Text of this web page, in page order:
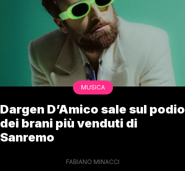
MUSICA
Dargen D’Amico sale sul podio
dei brani più venduti di
Sanremo
FABIANO MINACCI